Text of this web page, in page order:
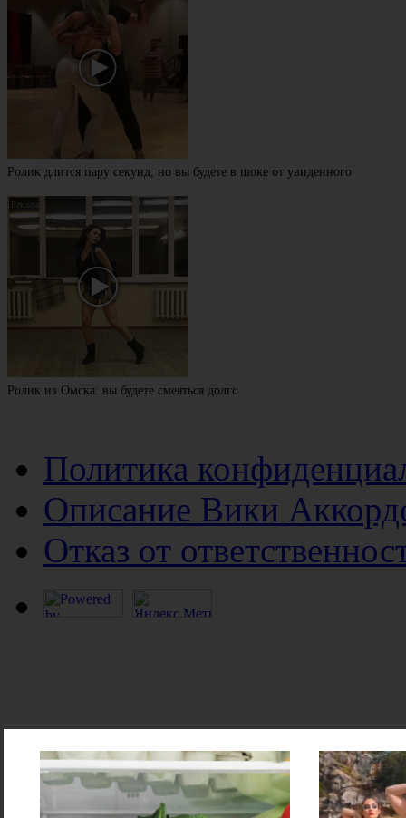
Ролик длится пару секунд, но вы будете в шоке от увиденного
Ролик из Омска: вы будете смеяться долго
Политика
Описание Вики
Отказ от